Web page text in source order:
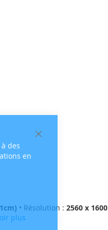
Fermer
des
en
• Résolution :2560 x 1600
plus